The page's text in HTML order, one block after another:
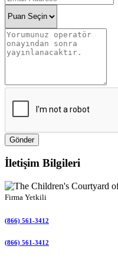
Gönder
İletişim Bilgileri
Firma Yetkili
(866) 561-3412
(866) 561-3412